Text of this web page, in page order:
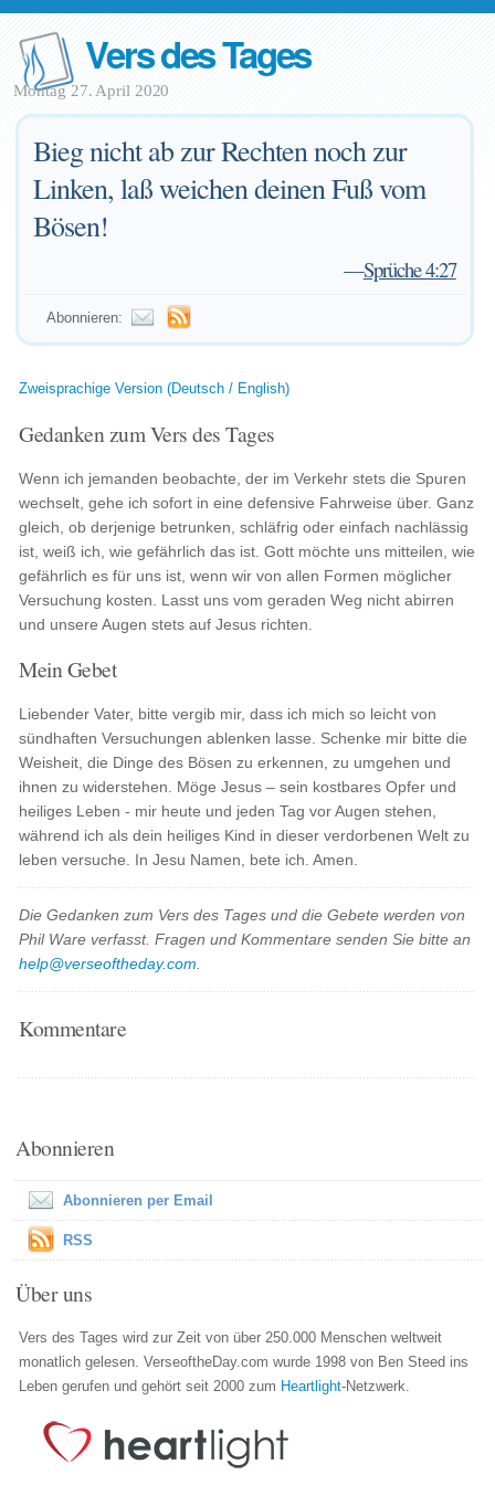
Vers des Tages
Montag 27. April 2020
Bieg nicht ab zur Rechten noch zur
Linken, laß weichen deinen Fuß vom
Bösen!
—Sprüche 4:27
Abonnieren:
Zweisprachige Version (Deutsch / English)
Gedanken zum Vers des Tages
Wenn ich jemanden beobachte, der im Verkehr stets die Spuren
wechselt, gehe ich sofort in eine defensive Fahrweise über. Ganz
gleich, ob derjenige betrunken, schläfrig oder einfach nachlässig
ist, weiß ich, wie gefährlich das ist. Gott möchte uns mitteilen, wie
gefährlich es für uns ist, wenn wir von allen Formen möglicher
Versuchung kosten. Lasst uns vom geraden Weg nicht abirren
und unsere Augen stets auf Jesus richten.
Mein Gebet
Liebender Vater, bitte vergib mir, dass ich mich so leicht von
sündhaften Versuchungen ablenken lasse. Schenke mir bitte die
Weisheit, die Dinge des Bösen zu erkennen, zu umgehen und
ihnen zu widerstehen. Möge Jesus – sein kostbares Opfer und
heiliges Leben - mir heute und jeden Tag vor Augen stehen,
während ich als dein heiliges Kind in dieser verdorbenen Welt zu
leben versuche. In Jesu Namen, bete ich. Amen.
Die Gedanken zum Vers des Tages und die Gebete werden von
Phil Ware verfasst. Fragen und Kommentare senden Sie bitte an
help@verseoftheday.com
Kommentare
Abonnieren
Abonnieren per Email
RSS
Über uns
Vers des Tages wird zur Zeit von über 250.000 Menschen weltweit
monatlich gelesen. VerseoftheDay.com wurde 1998 von Ben Steed ins
Leben gerufen und gehört seit 2000 zum Heartlight-Netzwerk.